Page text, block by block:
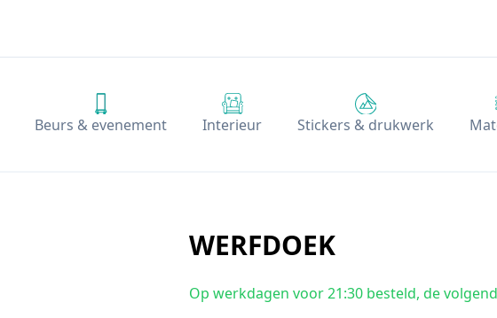
Beurs & evenement Interieur Stickers & drukwerk
WERFDOEK
Op werkdagen voor 21:30 besteld, de